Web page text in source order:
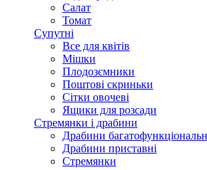
Салат
Томат
Супутні
Все для квітів
Мішки
Плодозємники
Поштові скриньки
Сітки овочеві
Ящики для розсади
Стремянки і драбини
Драбини
Драбини приставні
Стремянки